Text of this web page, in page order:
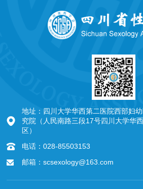
地址：四川大学华西第二医院西部妇
究院（人民南路三段17号四川大学华
区）
电话：028-85503153
邮箱：scsexology@163.com